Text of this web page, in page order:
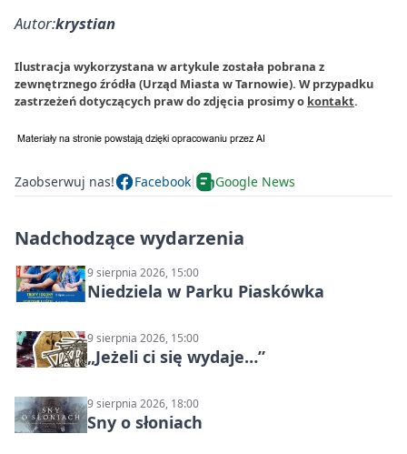
Autor:krystian
Ilustracja wykorzystana w artykule została pobrana z
zewnętrznego źródła (Urząd Miasta w Tarnowie). W przypadku
zastrzeżeń dotyczących praw do zdjęcia prosimy o kontakt.
Zaobserwuj nas! Facebook Google News
Nadchodzące wydarzenia
9 sierpnia 2026, 15:00
Niedziela w Parku Piaskówka
9 sierpnia 2026, 15:00
„Jeżeli ci się wydaje…”
9 sierpnia 2026, 18:00
Sny o słoniach